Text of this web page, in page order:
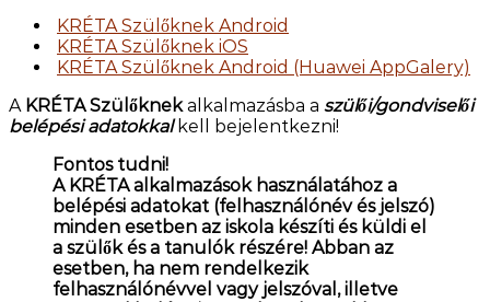
KRÉTA Szülőknek Android
KRÉTA Szülőknek iOS
KRÉTA Szülőknek Android (Huawei AppGalery)
A KRÉTA Szülőknekalkalmazásba a szülői/gondviselői
belépési adatokkalkell bejelentkezni!
Fontos tudni!
A KRÉTA alkalmazások használatához a
belépési adatokat (felhasználónév és jelszó)
minden esetben az iskola készíti és küldi el
a szülők és a tanulók részére! Abban az
esetben, ha nem rendelkezik
felhasználónévvel vagy jelszóval, illetve